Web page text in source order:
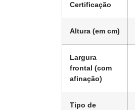
Certificação
Altura (em cm)
Largura
frontal (com
afinação)
Tipo de